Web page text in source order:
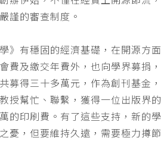
謹的審查制度。
》有穩固的經濟基礎，在開源方
費及繳交年費外，也向學界募捐
募得三十多萬元，作為創刊基金
授幫忙、聯繫，獲得一位出版界
的印刷費。有了這些支持，新的
憂，但要維持久遠，需要極力撙